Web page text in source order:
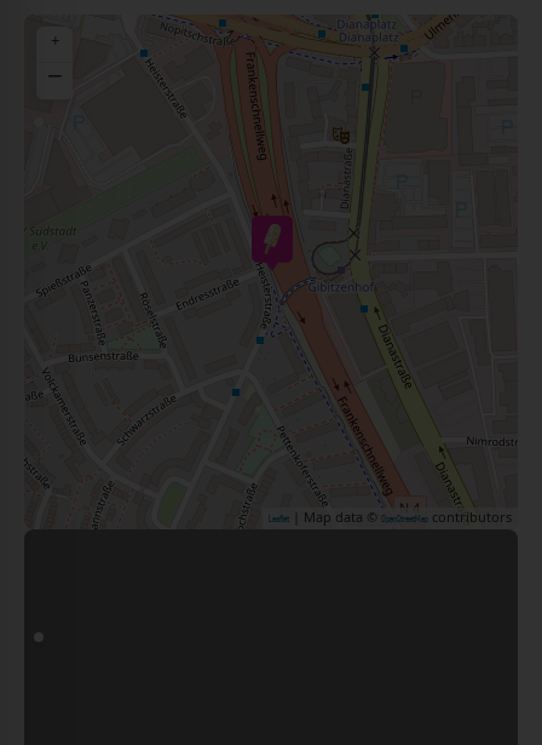
+
−
Leaflet | Map data © OpenStreetMap contributors